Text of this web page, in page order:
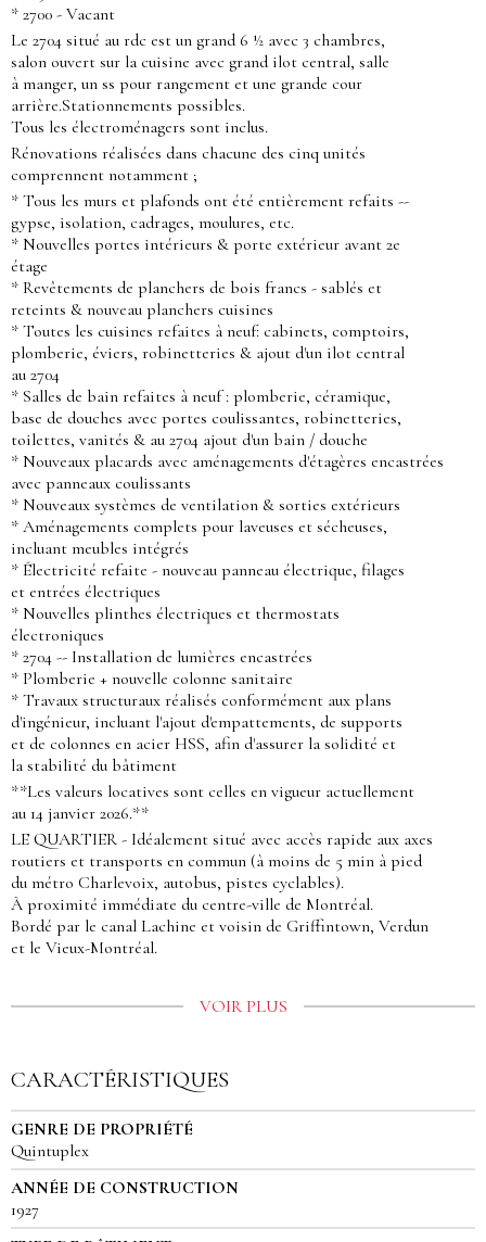
* 2700 - Vacant
Le 2704 situé au rdc est un grand 6 ½ avec 3 chambres,
salon ouvert sur la cuisine avec grand ilot central, salle
à manger, un ss pour rangement et une grande cour
arrière.Stationnements possibles.
Tous les électroménagers sont inclus.
Rénovations réalisées dans chacune des cinq unités
comprennent notamment ;
* Tous les murs et plafonds ont été entièrement refaits --
gypse, isolation, cadrages, moulures, etc.
* Nouvelles portes intérieurs & porte extérieur avant 2e
étage
* Revêtements de planchers de bois francs - sablés et
reteints & nouveau planchers cuisines
* Toutes les cuisines refaites à neuf: cabinets, comptoirs,
plomberie, éviers, robinetteries & ajout d'un ilot central
au 2704
* Salles de bain refaites à neuf : plomberie, céramique,
base de douches avec portes coulissantes, robinetteries,
toilettes, vanités & au 2704 ajout d'un bain / douche
* Nouveaux placards avec aménagements d'étagères encastrées
avec panneaux coulissants
* Nouveaux systèmes de ventilation & sorties extérieurs
* Aménagements complets pour laveuses et sécheuses,
incluant meubles intégrés
* Électricité refaite - nouveau panneau électrique, filages
et entrées électriques
* Nouvelles plinthes électriques et thermostats
électroniques
* 2704 -- Installation de lumières encastrées
* Plomberie + nouvelle colonne sanitaire
* Travaux structuraux réalisés conformément aux plans
d'ingénieur, incluant l'ajout d'empattements, de supports
et de colonnes en acier HSS, afin d'assurer la solidité et
la stabilité du bâtiment
**Les valeurs locatives sont celles en vigueur actuellement
au 14 janvier 2026.**
LE QUARTIER - Idéalement situé avec accès rapide aux axes
routiers et transports en commun (à moins de 5 min à pied
du métro Charlevoix, autobus, pistes cyclables).
À proximité immédiate du centre-ville de Montréal.
Bordé par le canal Lachine et voisin de Griffintown, Verdun
et le Vieux-Montréal.
VOIR PLUS
CARACTÉRISTIQUES
GENRE DE PROPRIÉTÉ
Quintuplex
ANNÉE DE CONSTRUCTION
1927